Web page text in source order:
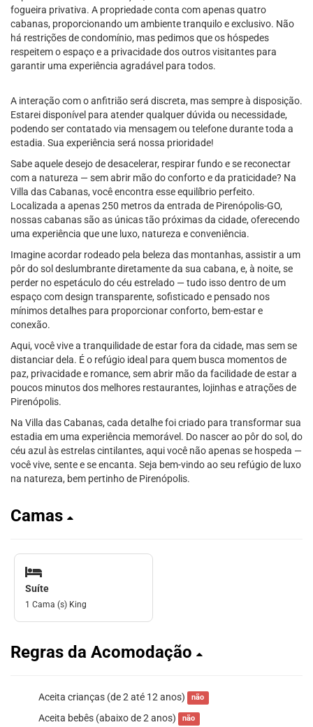
fogueira privativa. A propriedade conta com apenas quatro
cabanas, proporcionando um ambiente tranquilo e exclusivo. Não
há restrições de condomínio, mas pedimos que os hóspedes
respeitem o espaço e a privacidade dos outros visitantes para
garantir uma experiência agradável para todos.
A interação com o anfitrião será discreta, mas sempre à disposição.
Estarei disponível para atender qualquer dúvida ou necessidade,
podendo ser contatado via mensagem ou telefone durante toda a
estadia. Sua experiência será nossa prioridade!
Sabe aquele desejo de desacelerar, respirar fundo e se reconectar
com a natureza — sem abrir mão do conforto e da praticidade? Na
Villa das Cabanas, você encontra esse equilíbrio perfeito.
Localizada a apenas 250 metros da entrada de Pirenópolis-GO,
nossas cabanas são as únicas tão próximas da cidade, oferecendo
uma experiência que une luxo, natureza e conveniência.
Imagine acordar rodeado pela beleza das montanhas, assistir a um
pôr do sol deslumbrante diretamente da sua cabana, e, à noite, se
perder no espetáculo do céu estrelado — tudo isso dentro de um
espaço com design transparente, sofisticado e pensado nos
mínimos detalhes para proporcionar conforto, bem-estar e
conexão.
Aqui, você vive a tranquilidade de estar fora da cidade, mas sem se
distanciar dela. É o refúgio ideal para quem busca momentos de
paz, privacidade e romance, sem abrir mão da facilidade de estar a
poucos minutos dos melhores restaurantes, lojinhas e atrações de
Pirenópolis.
Na Villa das Cabanas, cada detalhe foi criado para transformar sua
estadia em uma experiência memorável. Do nascer ao pôr do sol, do
céu azul às estrelas cintilantes, aqui você não apenas se hospeda —
você vive, sente e se encanta. Seja bem-vindo ao seu refúgio de luxo
na natureza, bem pertinho de Pirenópolis.
Camas
Suíte
1 Cama (s) King
Regras da Acomodação
Aceita crianças (de 2 até 12 anos) não
Aceita bebês (abaixo de 2 anos) não